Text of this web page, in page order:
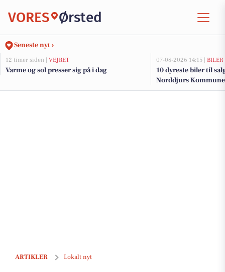
VORES Ørsted
Seneste nyt ›
12 timer siden | VEJRET
Varme og sol presser sig på i dag
07-08-2026 14:15 | BILER
10 dyreste biler til
Norddjurs Kommune
ARTIKLER Lokalt nyt
Ny udstillingsbolig i Grenaa giver borgere mulighed for at prøve